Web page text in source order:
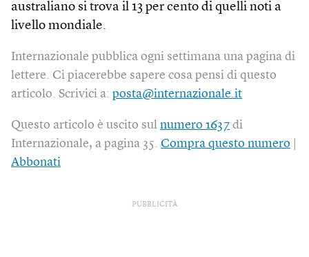
australiano si trova il 13 per cento di quelli noti a
livello mondiale.
Internazionale pubblica ogni settimana una pagina di
lettere. Ci piacerebbe sapere cosa pensi di questo
articolo. Scrivici a: posta@internazionale.it
Questo articolo è uscito sul numero 1637 di
Internazionale, a pagina 35. Compra questo numero
Abbonati
PUBBLICITÀ